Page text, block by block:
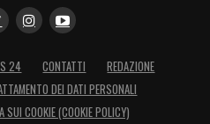
24 CONTATTI
REDAZIONE
DEI DATI PERSONALI
SUI COOKIE (COOKIE POLICY)